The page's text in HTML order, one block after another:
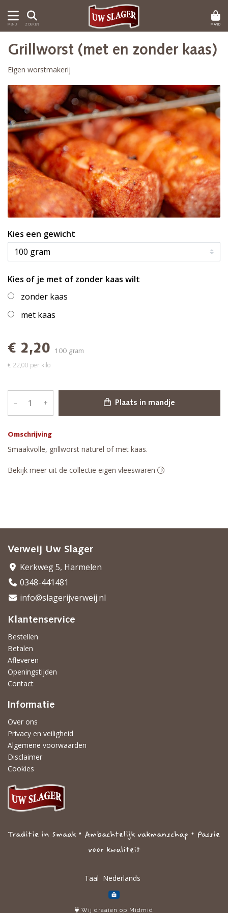
MENU ZOEKEN MAND
Omschrijving
Smaakvolle, grillworst naturel of met kaas.
Grillworst (met en zonder kaas)
Eigen worstmakerij
Kies een gewicht
Kies of je met of zonder kaas wilt
zonder kaas
met kaas
€ 2,20 100 gram
€ 22,00 per kilo
– + Plaats in mandje
Bekijk meer uit de collectie eigen vleeswaren
Verweij Uw Slager
Kerkweg 5, Harmelen
0348-441481
info@slagerijverweij.nl
Klantenservice
Bestellen
Betalen
Afleveren
Openingstijden
Contact
Informatie
Over ons
Privacy en veiligheid
Algemene voorwaarden
Disclaimer
Cookies
Traditie in Smaak • Ambachtelijk vakmanschap • Passie
voor kwaliteit
Taal
Wij draaien op Midmid